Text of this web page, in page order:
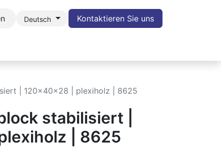
Deutsch Kontaktieren Sie uns
| 120x40x28 | plexiholz | 8625
stabilisiert |
| 8625